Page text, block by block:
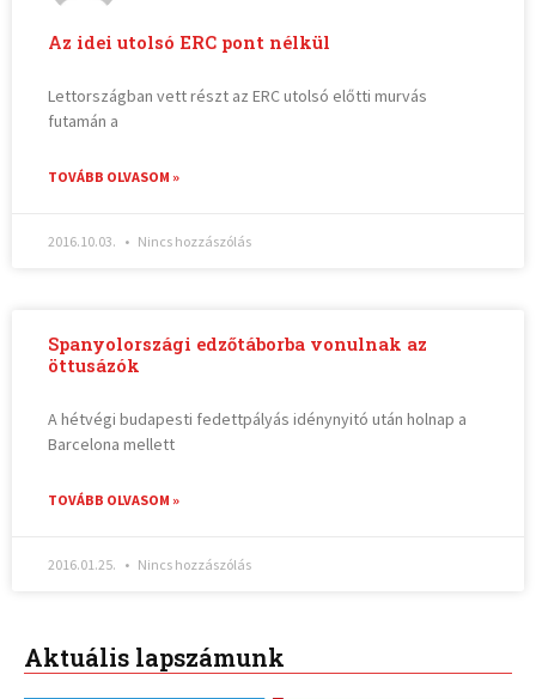
Az idei utolsó ERC pont nélkül
Lettországban vett részt az ERC utolsó előtti murvás
futamán a
TOVÁBB OLVASOM »
2016.10.03. Nincs hozzászólás
Spanyolországi edzőtáborba vonulnak az
öttusázók
A hétvégi budapesti fedettpályás idénynyitó után holnap a
Barcelona mellett
TOVÁBB OLVASOM »
2016.01.25. Nincs hozzászólás
Aktuális lapszámunk